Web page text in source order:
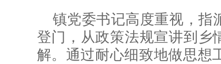
镇党委书记高度重视，指
登门，从政策法规宣讲到乡
解。通过耐心细致地做思想